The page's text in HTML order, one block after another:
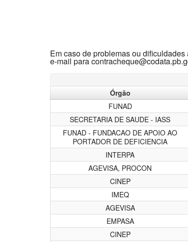
Em caso de problemas ou
e-mail para
Órgão
FUNAD
SECRETARIA DE SAUDE - IASS
FUNAD - FUNDACAO DE APOIO AO
PORTADOR DE DEFICIENCIA
INTERPA
AGEVISA, PROCON
CINEP
IMEQ
AGEVISA
EMPASA
CINEP